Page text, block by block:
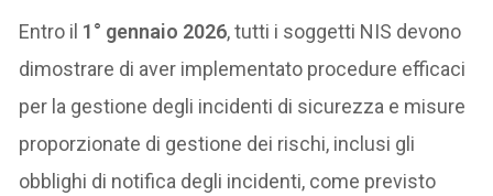
Entro il 1° gennaio 2026, tutti i soggetti NIS devono
dimostrare di aver implementato procedure efficaci
per la gestione degli incidenti di sicurezza e misure
proporzionate di gestione dei rischi, inclusi gli
obblighi di notifica degli incidenti, come previsto